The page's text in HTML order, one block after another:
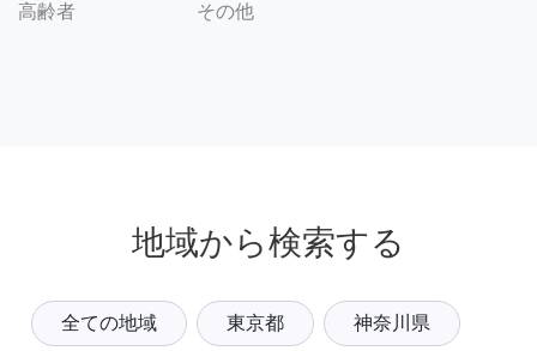
高齢者 その他
地域から検索する
全ての地域 東京都 神奈川県